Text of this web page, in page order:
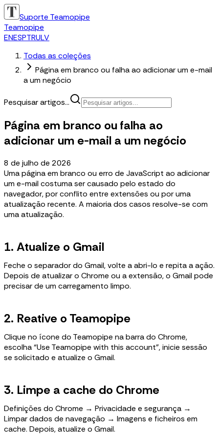
Suporte Teamopipe
Teamopipe
ENESPTRULV
Todas as coleções
Página em branco ou falha ao adicionar um e-mail
a um negócio
Pesquisar artigos...
Página em branco ou falha ao
adicionar um e-mail a um negócio
8 de julho de 2026
Uma página em branco ou erro de JavaScript ao adicionar
um e-mail costuma ser causado pelo estado do
navegador, por conflito entre extensões ou por uma
atualização recente. A maioria dos casos resolve-se com
uma atualização.
1. Atualize o Gmail
Feche o separador do Gmail, volte a abri-lo e repita a ação.
Depois de atualizar o Chrome ou a extensão, o Gmail pode
precisar de um carregamento limpo.
2. Reative o Teamopipe
Clique no ícone do Teamopipe na barra do Chrome,
escolha “Use Teamopipe with this account”, inicie sessão
se solicitado e atualize o Gmail.
3. Limpe a cache do Chrome
Definições do Chrome → Privacidade e segurança →
Limpar dados de navegação → Imagens e ficheiros em
cache. Depois, atualize o Gmail.